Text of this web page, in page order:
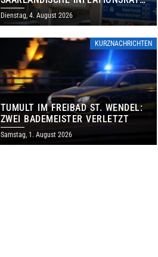
IM JULI AUF 3,2 PROZENT
Dienstag, 4. August 2026
KURZNACHRICHTEN
TUMULT IM FREIBAD ST. WENDEL:
ZWEI BADEMEISTER VERLETZT
Samstag, 1. August 2026